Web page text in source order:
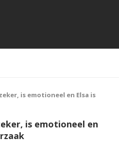
is emotioneel en Elsa is
is emotioneel en